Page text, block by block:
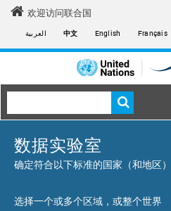
Skip
content
欢迎访问联合国
العربية 中文 English Français
Main
navigation
数据实验室
确定符合以下标准的国家（和地区）
选择一个或多个区域，或整个世界